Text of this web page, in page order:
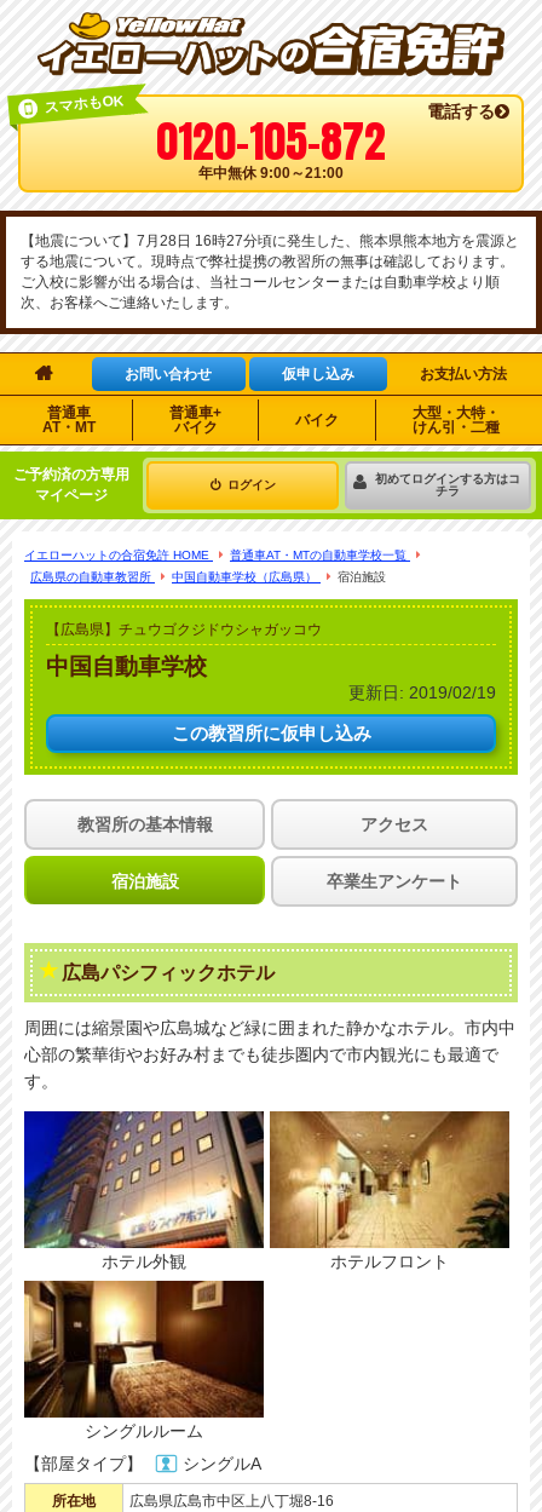
スマホもOK 電話する
0120-105-872
年中無休 9:00～21:00
【地震について】7月28日 16時27分頃に発生した、熊本県熊本地方を震源と
する地震について。現時点で弊社提携の教習所の無事は確認しております。
ご入校に影響が出る場合は、当社コールセンターまたは自動車学校より順
次、お客様へご連絡いたします。
 お問い合わせ 仮申し込み お支払い方法
普通車
AT・MT
普通車+
バイク
バイク
大型・大特・
けん引・二種
ご予約済の方専用
マイページ
ログイン
初めてログインする方はコ
チラ
イエローハットの合宿免許 HOME
普通車AT・MTの自動車学校一覧
広島県の自動車教習所
中国自動車学校（広島県） 宿泊施設
【広島県】チュウゴクジドウシャガッコウ
中国自動車学校
更新日: 2019/02/19
この教習所に仮申し込み
教習所の基本情報 アクセス
宿泊施設 卒業生アンケート
広島パシフィックホテル
周囲には縮景園や広島城など緑に囲まれた静かなホテル。市内中
心部の繁華街やお好み村までも徒歩圏内で市内観光にも最適で
す。
ホテル外観 ホテルフロント
シングルルーム
【部屋タイプ】
シングルA
所在地 広島県広島市中区上八丁堀8-16